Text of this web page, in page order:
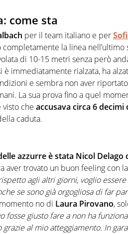
come sta
per il team italiano e per
la linea nell’ultimo
di 10-15 metri senza però
è immediatamente rialzata, ha
e sembra non aver
La sua prova fino a quel
che accusava circa 6 decimi
caduta.
azzurre è stata Nicol Delago
aver trovato un buon feeling con
agli altri giorni, voglio
se sono già orgogliosa di far
no di Laura Pirovano,
fosse giusto fare a non ha
al mio atteggiamento. In